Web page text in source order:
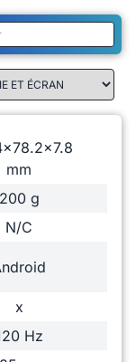
mm
200 g
N/C
x
Hz